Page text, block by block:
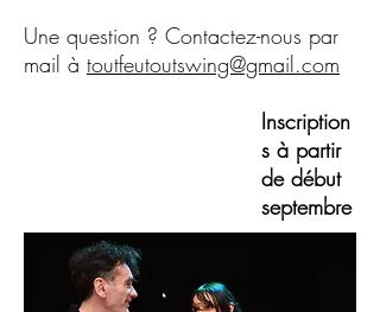
Une question ? Contactez-nous par
mail à toutfeutoutswing@gmail.com
Inscription
s à partir
de début
septembre